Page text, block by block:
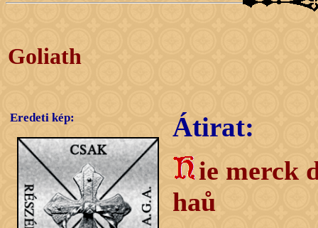
Goliath
Eredeti kép: Átirat:
ie merck
haů